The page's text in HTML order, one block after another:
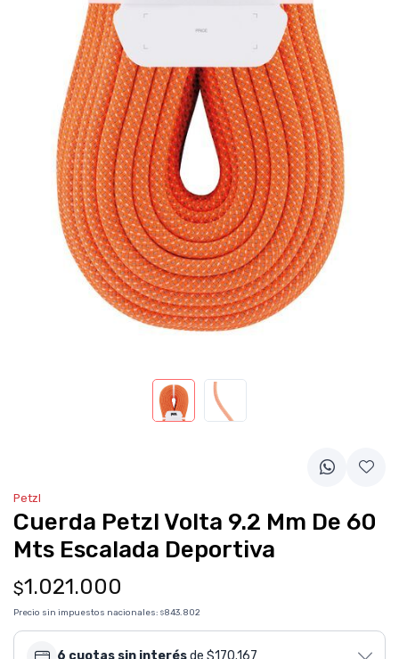
Petzl
Cuerda Petzl Volta 9.2 Mm De 60
Mts Escalada Deportiva
$1.021.000
Precio sin impuestos nacionales: $843.802
6 cuotas sin interésde $170.167